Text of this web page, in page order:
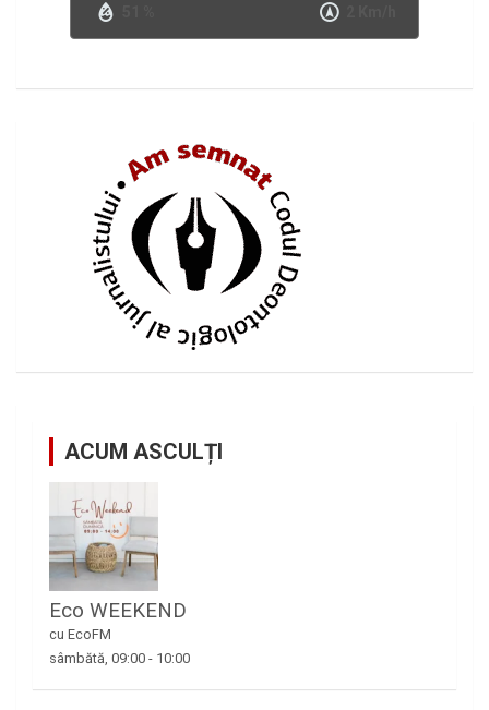
ACUM ASCULȚI
Eco WEEKEND
cu EcoFM
sâmbătă, 09:00 - 10:00